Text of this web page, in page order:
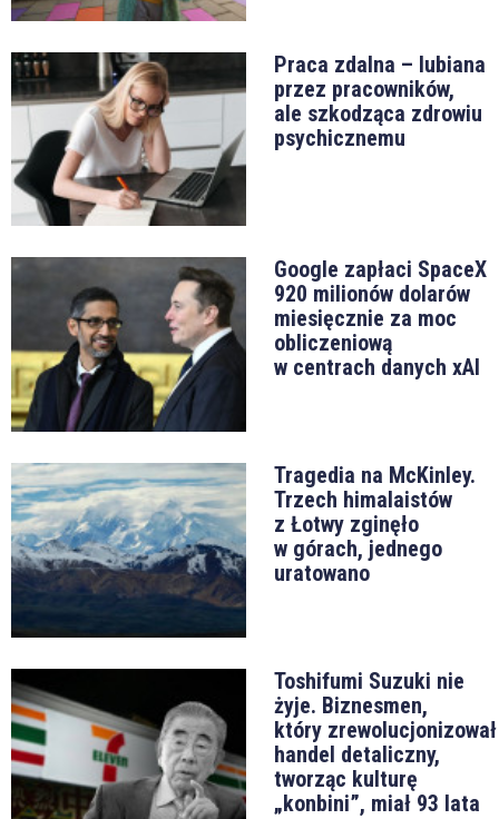
Praca zdalna – lubiana
przez pracowników,
ale szkodząca zdrowiu
psychicznemu
Google zapłaci SpaceX
920 milionów dolarów
miesięcznie za moc
obliczeniową
w centrach danych xAI
Tragedia na McKinley.
Trzech himalaistów
z Łotwy zginęło
w górach, jednego
uratowano
Toshifumi Suzuki nie
żyje. Biznesmen,
który zrewolucjonizował
handel detaliczny,
tworząc kulturę
„konbini”, miał 93 lata